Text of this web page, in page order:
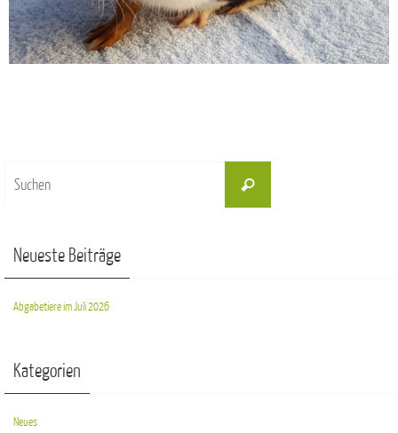
Suchen
Neueste Beiträge
Abgabetiere im Juli 2026
Kategorien
Neues